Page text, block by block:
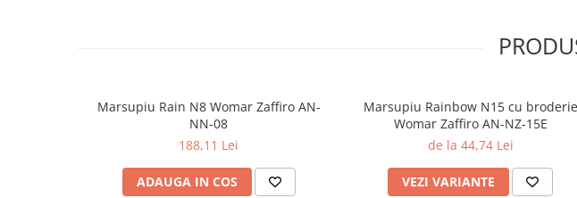
Marsupiu Rain N8 Womar Zaffiro AN-
NN-08
188,11 Lei
ADAUGA IN COS
Marsupiu Rainbow N15 cu broderie
Womar Zaffiro AN-NZ-15E
de la 44,74 Lei
VEZI VARIANTE